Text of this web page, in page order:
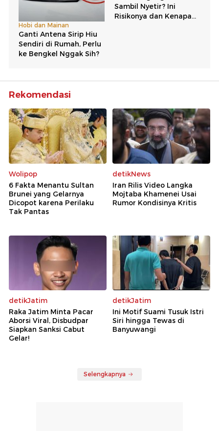
Rekomendasi
Wolipop
6 Fakta Menantu Sultan
Brunei yang Gelarnya
Dicopot karena Perilaku
Tak Pantas
detikNews
Iran Rilis Video Langka
Mojtaba Khamenei Usai
Rumor Kondisinya Kritis
detikJatim
Raka Jatim Minta Pacar
Aborsi Viral, Disbudpar
Siapkan Sanksi Cabut
Gelar!
detikJatim
Ini Motif Suami Tusuk Istri
Siri hingga Tewas di
Banyuwangi
Selengkapnya